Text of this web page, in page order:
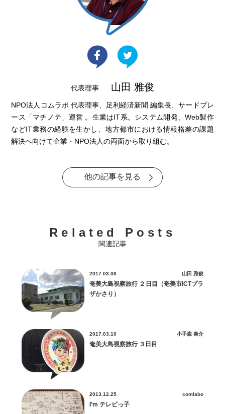
代表理事 山田 雅俊
NPO法人コムラボ 代表理事、足利経済新聞 編集長、サードプレ
ース「マチノテ」運営 。生業はIT系。システム開発、Web製作
などIT業務の経験を生かし、地方都市における情報格差の課題
解決へ向けて企業・NPO法人の両面から取り組む。
他の記事を見る
Related Posts
関連記事
2017.03.08
奄美大島視察旅行 ２日目（奄美市ICTプラ
ザかさり）
山田 雅俊
2017.03.10
奄美大島視察旅行 ３日目
小手森 泰介
2013.12.25
I’m テレビっ子
comlabo